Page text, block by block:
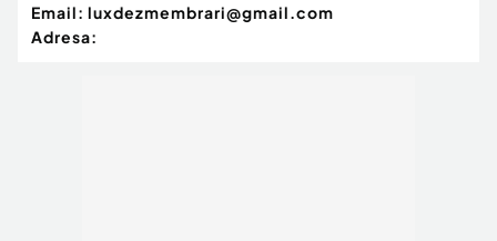
Email: luxdezmembrari@gmail.com
Adresa: